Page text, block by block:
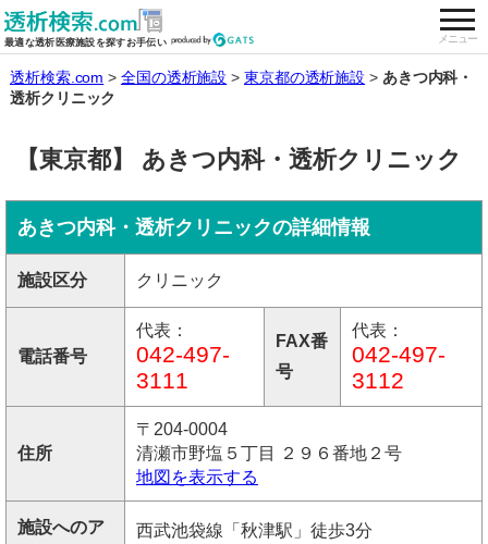
最適な透析医療施設を探すお手伝い メニュー
全国の透析施設を検索する
透析検索.com 全国の透析施設 東京都の透析施設
あきつ内科・
透析クリニック
【東京都】 あきつ内科・透析クリニック
あきつ内科・透析クリニックの詳細情報
施設区分 クリニック
電話番号
代表：
042-497-
3111
FAX番
号
代表：
042-497-
3112
住所
〒204-0004
清瀬市野塩５丁目 ２９６番地２号
地図を表示する
施設へのア
西武池袋線「秋津駅」徒歩3分